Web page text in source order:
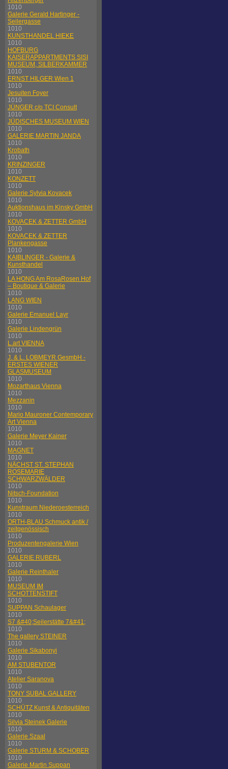
1010
Galerie Gerald Hartinger -
Seilergasse
1010
KUNSTHANDEL HIEKE
1010
HOFBURG
KAISERAPPARTMENTS SISI
MUSEUM, SILBERKAMMER
1010
ERNST HILGER Wien 1
1010
Jesuiten Foyer
1010
JÜNGER c/o TCI Consult
1010
JÜDISCHES MUSEUM WIEN
1010
GALERIE MARTIN JANDA
1010
Krobath
1010
KRINZINGER
1010
KONZETT
1010
Galerie Sylvia Kovacek
1010
Auktionshaus im Kinsky GmbH
1010
KOVACEK & ZETTER GmbH
1010
KOVACEK & ZETTER
Plankengasse
1010
KAIBLINGER - Galerie &
Kunsthandel
1010
LA HONG Am RosaRosen Hof
– Boutique & Galerie
1010
LANG WIEN
1010
Galerie Emanuel Layr
1010
Galerie Lindengrün
1010
L.art VIENNA
1010
J. & L. LOBMEYR GesmbH -
ERSTES WIENER
GLASMUSEUM
1010
Mozarthaus Vienna
1010
Mezzanin
1010
Mario Mauroner Contemporary
Art Vienna
1010
Galerie Meyer Kainer
1010
MAGNET
1010
NÄCHST ST. STEPHAN
ROSEMARIE
SCHWARZWÄLDER
1010
Nitsch-Foundation
1010
Kunstraum Niederoesterreich
1010
ORTH-BLAU Schmuck antik /
zeitgenössisch
1010
Produzentengalerie Wien
1010
GALERIE RUBERL
1010
Galerie Reinthaler
1010
MUSEUM IM
SCHOTTENSTIFT
1010
SUPPAN Schaulager
1010
S7 &#40;Seilerstätte 7&#41;
1010
The gallery STEINER
1010
Galerie Sikabonyi
1010
AM STUBENTOR
1010
Atelier Saranova
1010
TONY SUBAL GALLERY
1010
SCHÜTZ Kunst & Antiquitäten
1010
Silvia Steinek Galerie
1010
Galerie Szaal
1010
Galerie STURM & SCHOBER
1010
Galerie Martin Suppan